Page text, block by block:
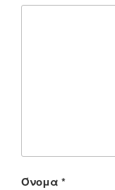
Όνομα *